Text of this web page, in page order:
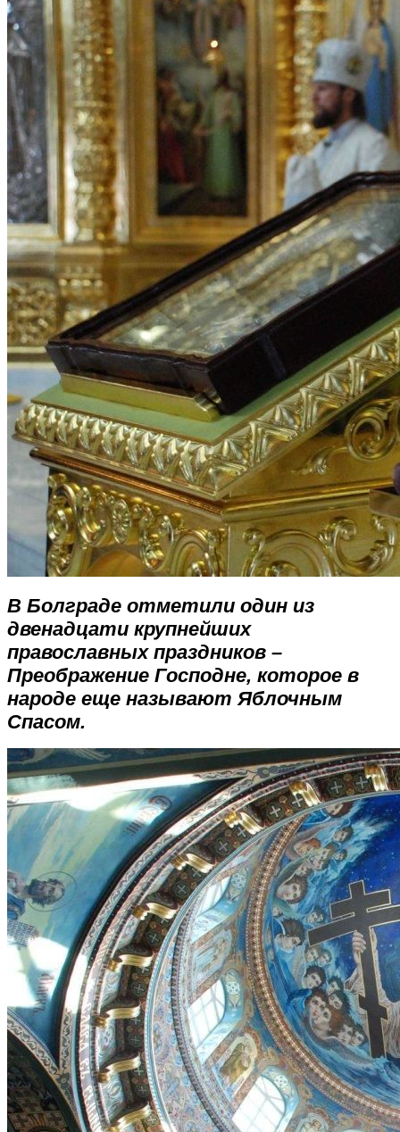
В Болграде отметили один из
двенадцати крупнейших
православных праздников –
Преображение Господне, которое в
народе еще называют Яблочным
Спасом.